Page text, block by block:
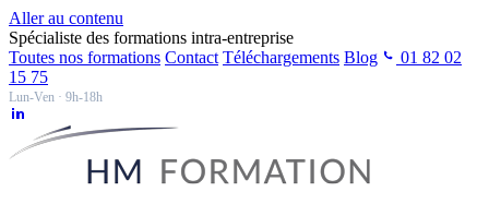
Aller au contenu
Spécialiste des formations intra-entreprise
Toutes nos formations Contact Téléchargements Blog
01 82 02
15 75
Lun-Ven · 9h-18h